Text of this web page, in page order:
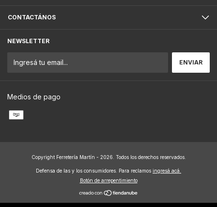
CONTACTÁNOS
NEWSLETTER
Medios de pago
Copyright Ferretería Martín - 2026. Todos los derechos reservados.
Defensa de las y los consumidores. Para reclamos ingresá acá.
Botón de arrepentimiento